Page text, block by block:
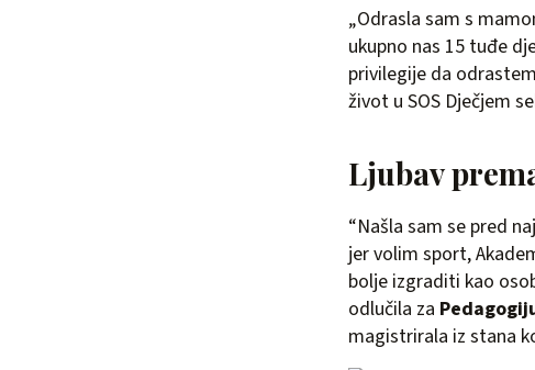
„Odrasla sam s
ukupno nas 15 tuđe
privilegije da
život u SOS Dječjem
Ljubav
“Našla sam se pred
jer volim sport,
bolje izgraditi kao
odlučila za
magistrirala iz stana